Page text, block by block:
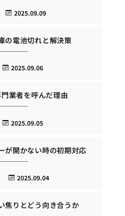
2025.09.09
の電池切れと解決策
2025.09.06
業者を呼んだ理由
2025.09.05
が開かない時の初期対応
2025.09.04
焦りとどう向き合うか